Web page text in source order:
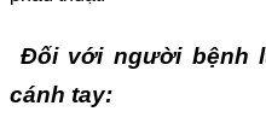
Đối với người bệnh
cánh tay: